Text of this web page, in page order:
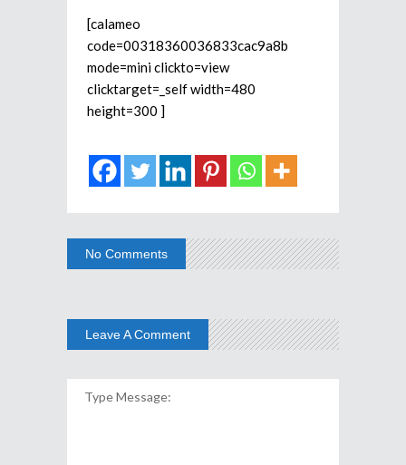
[calameo
code=00318360036833cac9a8b
mode=mini clickto=view
clicktarget=_self width=480
height=300 ]
No Comments
Leave A Comment